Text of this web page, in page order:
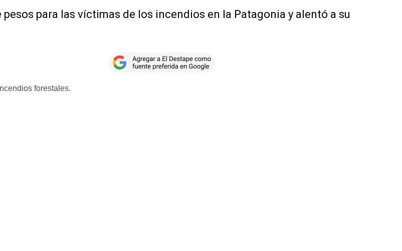
para las víctimas de los incendios en la Patagonia y alentó a su